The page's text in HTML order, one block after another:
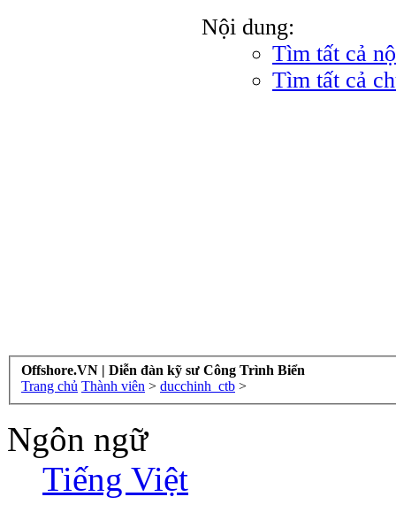
Nội dung:
Tìm tất cả
Tìm tất cả
Offshore.VN | Diễn đàn kỹ sư Công Trình Biển
Trang chủ Thành viên > ducchinh_ctb >
Ngôn ngữ
Tiếng Việt